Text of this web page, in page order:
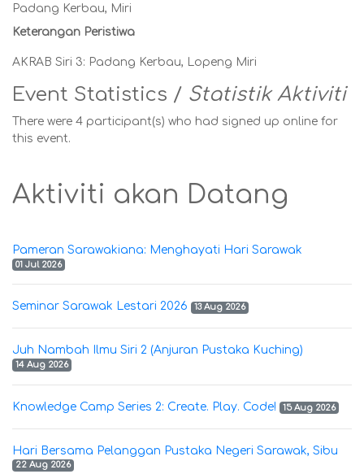
Padang Kerbau, Miri
Keterangan Peristiwa
AKRAB Siri 3: Padang Kerbau, Lopeng Miri
Event Statistics / Statistik Aktiviti
There were 4 participant(s) who had signed up online for
this event.
Aktiviti akan Datang
Pameran Sarawakiana: Menghayati Hari Sarawak
01 Jul 2026
Seminar Sarawak Lestari 2026 13 Aug 2026
Juh Nambah Ilmu Siri 2 (Anjuran Pustaka Kuching)
14 Aug 2026
Knowledge Camp Series 2: Create. Play. Code! 15 Aug 2026
Hari Bersama Pelanggan Pustaka Negeri Sarawak, Sibu
22 Aug 2026